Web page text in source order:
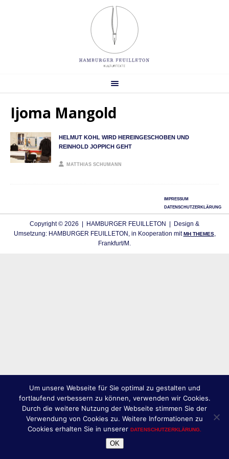
Ijoma Mangold
HELMUT KOHL WIRD HEREINGESCHOBEN UND
REINHOLD JOPPICH GEHT
MATTHIAS SCHUMANN
IMPRESSUM
DATENSCHUTZERKLÄRUNG
Copyright © 2026 | HAMBURGER FEUILLETON | Design &
Umsetzung: HAMBURGER FEUILLETON, in Kooperation mitMH THEMES,
Frankfurt/M.
Um unsere Webseite für Sie optimal zu gestalten und
fortlaufend verbessern zu können, verwenden wir Cookies.
Durch die weitere Nutzung der Webseite stimmen Sie der
Verwendung von Cookies zu. Weitere Informationen zu
Cookies erhalten Sie in unserer DATENSCHUTZERKLÄRUNG.
OK